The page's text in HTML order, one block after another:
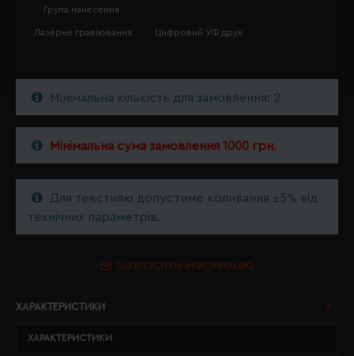
Група нанесення
Лазерне гравіювання Цифровий УФ друк
Мінімальна кількість для замовлення: 2
Мінімальна сума замовлення 1000 грн.
Для текстилю допустиме коливання ±5% від
технічних параметрів.
ЗАПРОСИТИ ІНФОРМАЦІЮ
ХАРАКТЕРИСТИКИ
ХАРАКТЕРИСТИКИ